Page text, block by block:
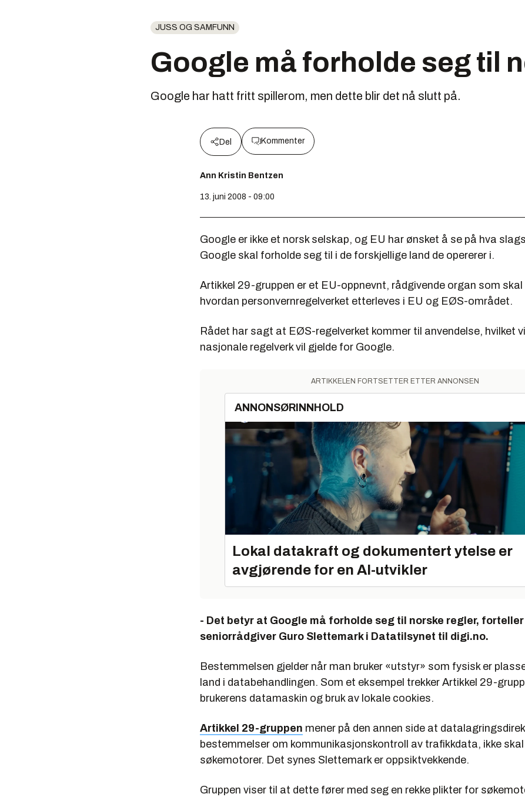
JUSS OG SAMFUNN
Google må forholde seg til
Google har hatt fritt spillerom, men dette blir det nå slutt på.
Del Kommenter
Ann Kristin Bentzen
13. juni 2008 - 09:00
Google er ikke et norsk selskap, og EU har ønsket å se på hva
Google skal forholde seg til i de forskjellige land de opererer i.
Artikkel 29-gruppen er et EU-oppnevnt, rådgivende organ som
hvordan personvernregelverket etterleves i EU og EØS-området.
Rådet har sagt at EØS-regelverket kommer til anvendelse, hvilket
nasjonale regelverk vil gjelde for Google.
ARTIKKELEN FORTSETTER ETTER ANNONSEN
ANNONSØRINNHOLD
Lokal datakraft og dokumentert ytelse er
avgjørende for en AI-utvikler
- Det betyr at Google må forholde seg til norske regler, forteller
seniorrådgiver Guro Slettemark i Datatilsynet til digi.no.
Bestemmelsen gjelder når man bruker «utstyr» som fysisk er
land i databehandlingen. Som et eksempel trekker Artikkel 29-
brukerens datamaskin og bruk av lokale cookies.
Artikkel 29-gruppen mener på den annen side at
bestemmelser om kommunikasjonskontroll av trafikkdata, ikke
søkemotorer. Det synes Slettemark er oppsiktvekkende.
Gruppen viser til at dette fører med seg en rekke plikter for